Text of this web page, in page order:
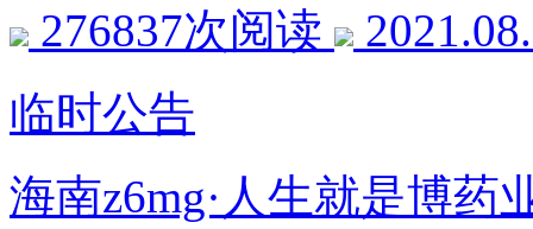
276837次阅读
临时公告
海南z6mg·人生就是博药